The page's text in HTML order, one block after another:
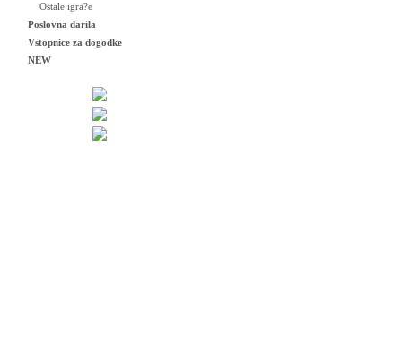
Ostale igra?e
Poslovna darila
Vstopnice za dogodke
NEW